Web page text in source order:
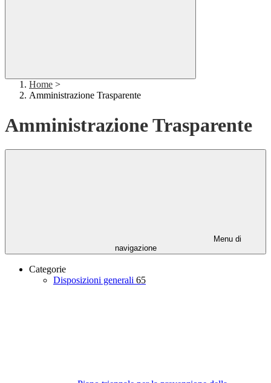
Home >
Amministrazione Trasparente
Amministrazione Trasparente
Menu di
navigazione
Categorie
Disposizioni generali 65